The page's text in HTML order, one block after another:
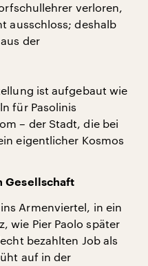
verloren,
ausschloss; deshalb
der
ist aufgebaut wie
für Pasolinis
– der Stadt, die bei
eigentlicher Kosmos
Gesellschaft
Armenviertel, in ein
wie Pier Paolo später
bezahlten Job als
auf in der